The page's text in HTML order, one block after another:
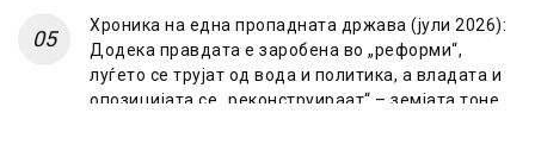
Хроника на една пропадната држава (јули 2026):
Додека правдата е заробена во „реформи“,
луѓето се трујат од вода и политика, а владата и
опозицијата се „реконструираат“ – земјата тоне